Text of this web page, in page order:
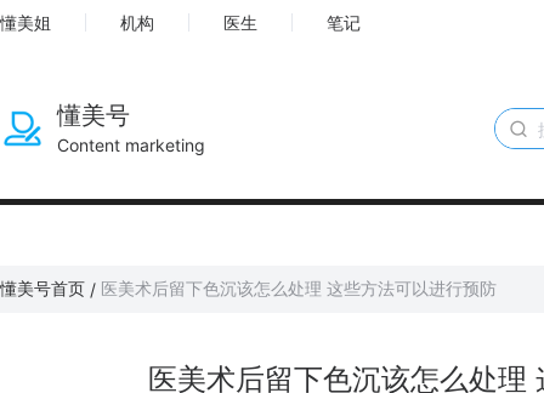
懂美姐 机构 医生 笔记
懂美号
Content marketing
懂美号首页 / 医美术后留下色沉该怎么处理 这些方法可以进行预防
医美术后留下色沉该怎么处理